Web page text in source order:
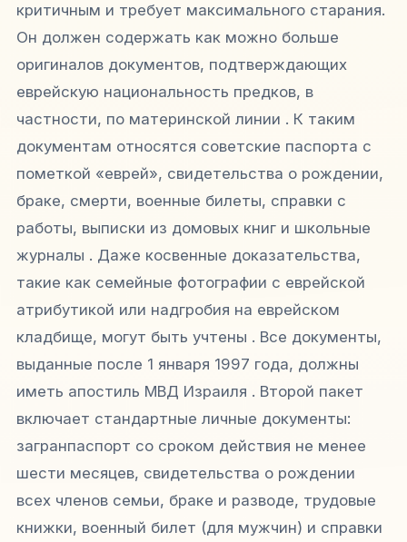
критичным и требует максимального старания.
Он должен содержать как можно больше
оригиналов документов, подтверждающих
еврейскую национальность предков, в
частности, по материнской линии . К таким
документам относятся советские паспорта с
пометкой «еврей», свидетельства о рождении,
браке, смерти, военные билеты, справки с
работы, выписки из домовых книг и школьные
журналы . Даже косвенные доказательства,
такие как семейные фотографии с еврейской
атрибутикой или надгробия на еврейском
кладбище, могут быть учтены . Все документы,
выданные после 1 января 1997 года, должны
иметь апостиль МВД Израиля . Второй пакет
включает стандартные личные документы:
загранпаспорт со сроком действия не менее
шести месяцев, свидетельства о рождении
всех членов семьи, браке и разводе, трудовые
книжки, военный билет (для мужчин) и справки